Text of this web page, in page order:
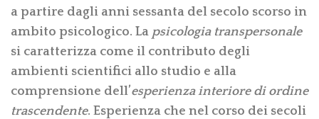
a partire dagli anni sessanta del secolo scorso in
ambito psicologico. La psicologia transpersonale
si caratterizza come il contributo degli
ambienti scientifici allo studio e alla
comprensione dell’esperienza interiore di ordine
trascendente. Esperienza che nel corso dei secoli